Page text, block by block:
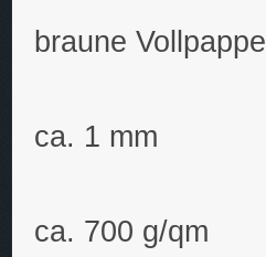
braune Vollpappe
ca. 1 mm
ca. 700 g/qm